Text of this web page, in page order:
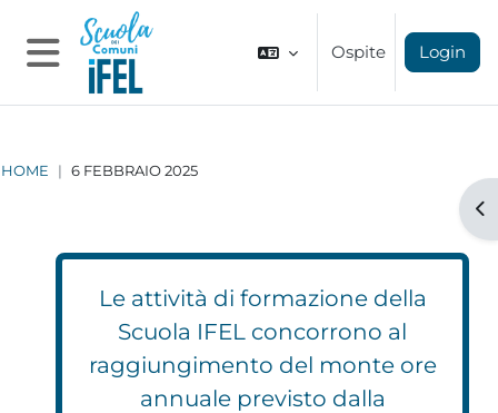
Vai al contenuto principale
Pannello laterale
Ospite Login
HOME 6 FEBBRAIO 2025
Le attività di formazione della
Scuola IFEL concorrono al
raggiungimento del monte ore
annuale previsto dalla